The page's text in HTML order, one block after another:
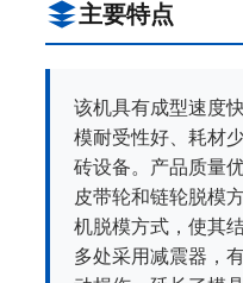
主要特点
该机具有成型速度
模耐受性好、耗材
砖设备。产品质量
皮带轮和链轮脱模
机脱模方式，使其
多处采用减震器，